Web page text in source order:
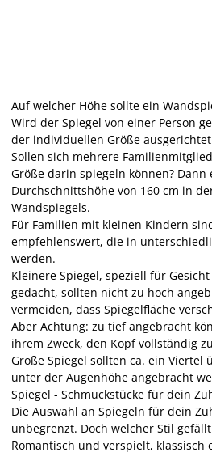
Auf welcher Höhe sollte ein
Wird der Spiegel von einer Person
der individuellen Größe
Sollen sich mehrere
Größe darin spiegeln können?
Durchschnittshöhe von 160 cm in
Wandspiegels.
Für Familien mit kleinen Kindern
empfehlenswert, die in
werden.
Kleinere Spiegel, speziell für
gedacht, sollten nicht zu hoch
vermeiden, dass Spiegelfläche
Aber Achtung: zu tief angebracht
ihrem Zweck, den Kopf vollständig
Große Spiegel sollten ca. ein Viertel
unter der Augenhöhe angebracht
Spiegel - Schmuckstücke für dein
Die Auswahl an Spiegeln für dein
unbegrenzt. Doch welcher Stil
Romantisch und verspielt, klassisch